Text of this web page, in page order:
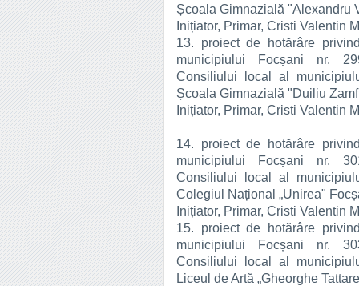
Școala Gimnazială "Alexandru
Inițiator, Primar, Cristi Valentin
13. proiect de hotărâre
municipiului Focșani nr.
Consiliului local al
Școala Gimnazială "Duiliu
Inițiator, Primar, Cristi Valentin
14. proiect de hotărâre
municipiului Focșani nr.
Consiliului local al
Colegiul Național „Unirea"
Inițiator, Primar, Cristi Valentin
15. proiect de hotărâre
municipiului Focșani nr.
Consiliului local al
Liceul de Artă „Gheorghe